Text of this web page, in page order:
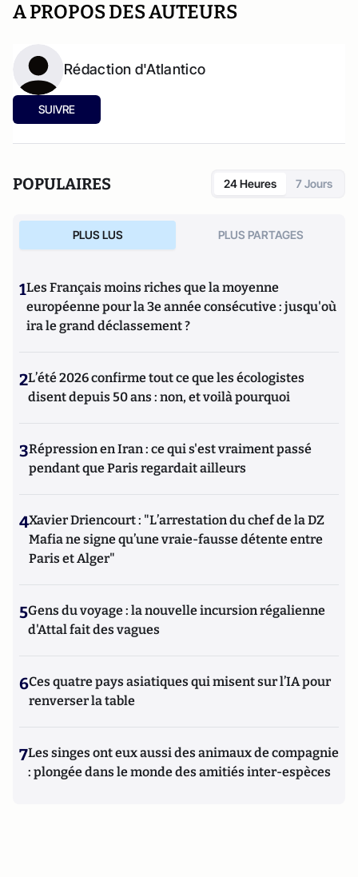
A PROPOS DES AUTEURS
Rédaction d'Atlantico
SUIVRE
POPULAIRES 24 Heures 7 Jours
PLUS LUS PLUS PARTAGES
1Les Français moins riches que la moyenne
européenne pour la 3e année consécutive : jusqu'où
ira le grand déclassement ?
2L’été 2026 confirme tout ce que les écologistes
disent depuis 50 ans : non, et voilà pourquoi
3Répression en Iran : ce qui s'est vraiment passé
pendant que Paris regardait ailleurs
4Xavier Driencourt : "L’arrestation du chef de la DZ
Mafia ne signe qu’une vraie-fausse détente entre
Paris et Alger"
5Gens du voyage : la nouvelle incursion régalienne
d'Attal fait des vagues
6Ces quatre pays asiatiques qui misent sur l’IA pour
renverser la table
7Les singes ont eux aussi des animaux de compagnie
: plongée dans le monde des amitiés inter-espèces